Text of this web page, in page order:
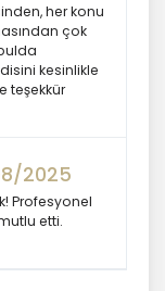
uygun
iş
kişisel
dayalı
tespit
her konu
çok
kesinlikle
teşekkür
2025
Profesyonel
etti.